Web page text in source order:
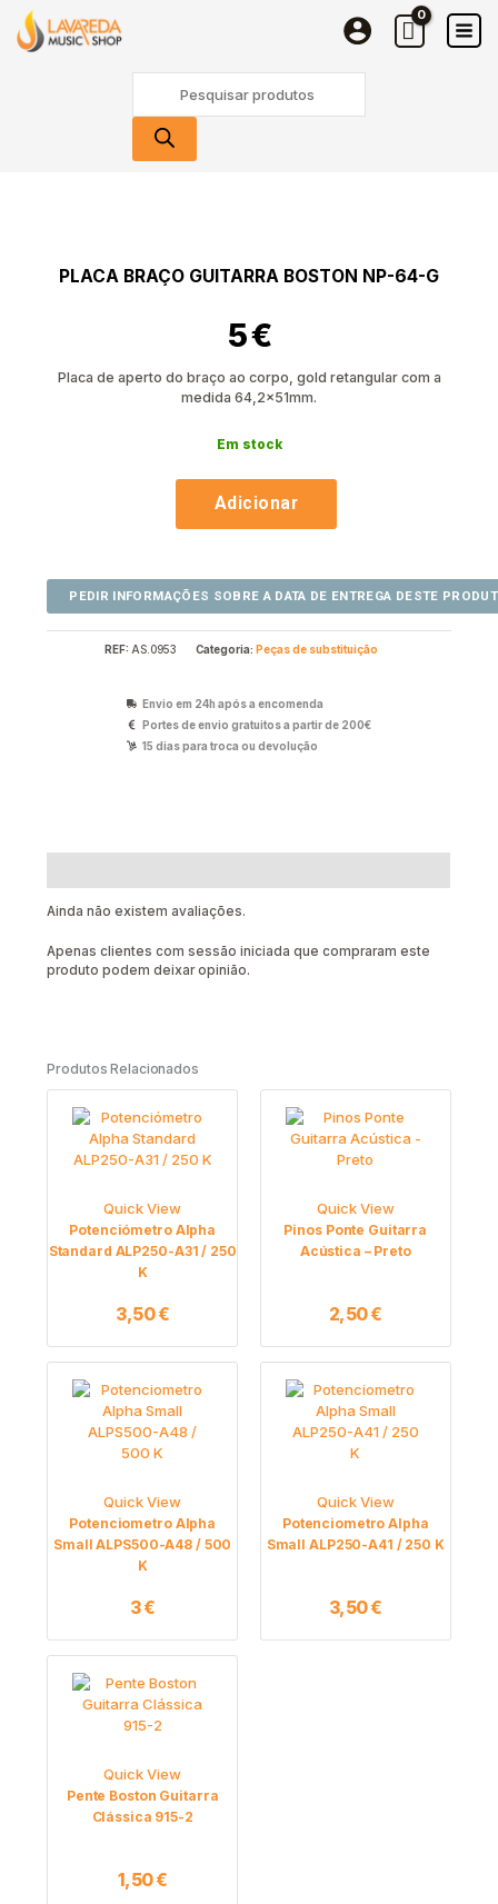
content
search
PLACA BRAÇO GUITARRA BOSTON NP-64-G
5€
Placa de aperto do braço ao corpo, gold retangular com a
medida 64,2x51mm.
Em stock
Braço
Guitarra
G
Adicionar
REF: AS.0953 Categoria: Peças de substituição
Envio em 24h após a encomenda
Portes de envio gratuitos a partir de 200€
15 dias para troca ou devolução
Ainda não existem avaliações.
Apenas clientes com sessão iniciada que compraram este
produto podem deixar opinião.
Produtos Relacionados
Quick View
Potenciómetro Alpha
Standard ALP250-A31 / 250
K
3,50€
Quick View
Pinos Ponte Guitarra
Acústica – Preto
2,50€
Quick View
Potenciometro Alpha
Small ALPS500-A48 / 500
K
3€
Quick View
Potenciometro Alpha
Small ALP250-A41 / 250 K
3,50€
Quick View
Pente Boston Guitarra
Clássica 915-2
1,50€
Guitarra
Boston